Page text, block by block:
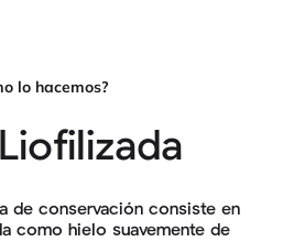
lo hacemos?
de conservación consiste en
como hielo suavemente de